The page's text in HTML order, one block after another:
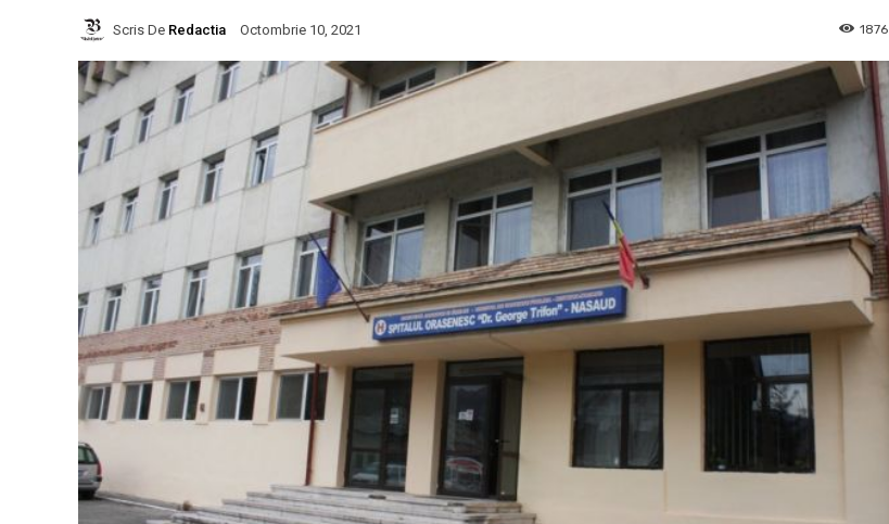
Scris De Redactia Octombrie 10, 2021 1876